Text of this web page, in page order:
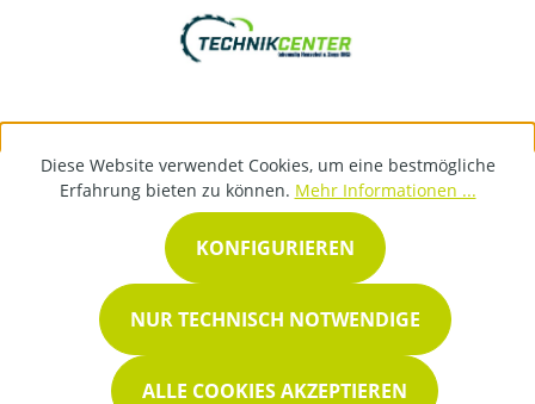
Diese Website verwendet Cookies, um eine bestmögliche
Erfahrung bieten zu können. Mehr Informationen ...
NUR TECHNISCH NOTWENDIGE
KONFIGURIEREN
ALLE COOKIES AKZEPTIEREN